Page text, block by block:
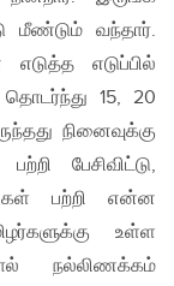
மீண்டும் வந்தார்.
எடுப்பில்
15, 20
நினைவுக்கு
பேசிவிட்டு,
பற்றி என்ன
உள்ள
நல்லிணக்கம்